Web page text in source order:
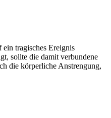
tragisches Ereignis
sollte die damit verbundene
die körperliche Anstrengung,